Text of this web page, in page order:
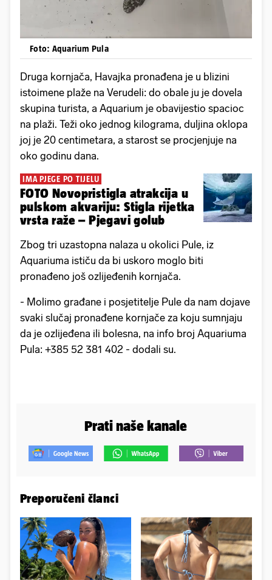
Foto: Aquarium Pula
Druga kornjača, Havajka pronađena je u blizini
istoimene plaže na Verudeli: do obale ju je dovela
skupina turista, a Aquarium je obavijestio spacioc
na plaži. Teži oko jednog kilograma, duljina oklopa
joj je 20 centimetara, a starost se procjenjuje na
oko godinu dana.
IMA PJEGE PO TIJELU
FOTO Novopristigla atrakcija u
pulskom akvariju: Stigla rijetka
vrsta raže – Pjegavi golub
Zbog tri uzastopna nalaza u okolici Pule, iz
Aquariuma ističu da bi uskoro moglo biti
pronađeno još ozlijeđenih kornjača.
- Molimo građane i posjetitelje Pule da nam dojave
svaki slučaj pronađene kornjače za koju sumnjaju
da je ozlijeđena ili bolesna, na info broj Aquariuma
Pula: +385 52 381 402 - dodali su.
Prati naše kanale
Preporučeni članci